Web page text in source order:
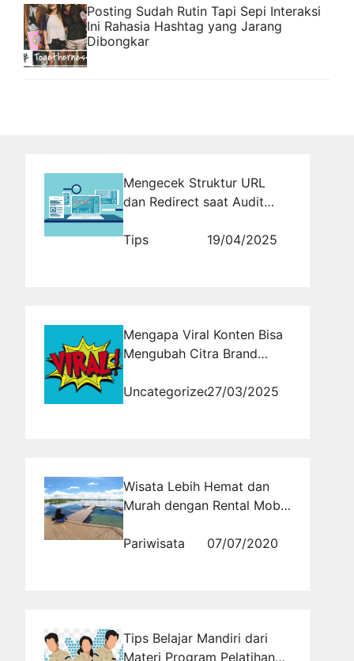
Posting Sudah Rutin Tapi Sepi Interaksi
Ini Rahasia Hashtag yang Jarang
Dibongkar
Mengecek Struktur URL
dan Redirect saat Audit
Tips
19/04/2025
Mengapa Viral Konten Bisa
Mengubah Citra Brand
Uncategorized27/03/2025
Wisata Lebih Hemat dan
Murah dengan Rental Mobil
Pariwisata
07/07/2020
Tips Belajar Mandiri dari
Materi Program Pelatihan